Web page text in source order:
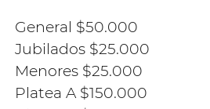
General $50.000
Jubilados $25.000
Menores $25.000
Platea A $150.000